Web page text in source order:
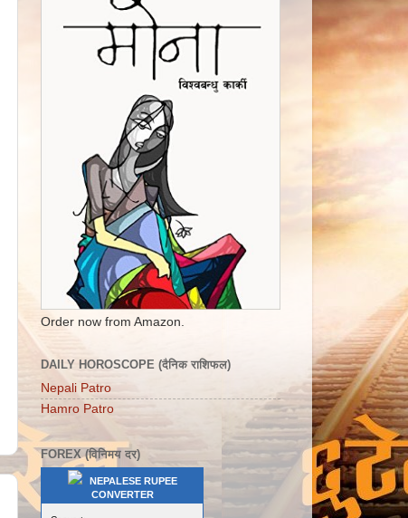
Order now from Amazon.
DAILY HOROSCOPE (दैनिक राशिफल)
Nepali Patro
Hamro Patro
FOREX (विनिमय दर)
NEPALESE RUPEE
CONVERTER